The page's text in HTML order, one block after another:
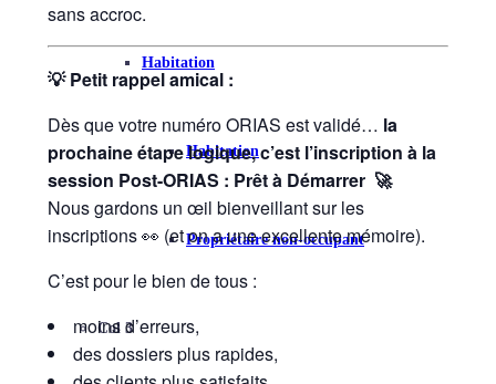
Habitation
Habitation
Propriétaire non-occupant
Col 3
sans accroc.
💡 Petit rappel amical :
Dès que votre numéro ORIAS est validé… la
prochaine étape logique, c’est l’inscription à la
session Post-ORIAS : Prêt à Démarrer 🚀
Nous gardons un œil bienveillant sur les
inscriptions 👀 (et on a une excellente mémoire).
C’est pour le bien de tous :
moins d’erreurs,
des dossiers plus rapides,